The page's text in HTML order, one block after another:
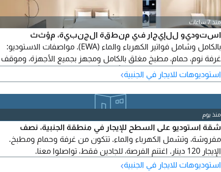
منذ 7 ساعات
استوديو للإيجار في منطقة الجنبية، مؤثث
بالكامل وشامل فواتير الكهرباء والماء (EWA). مواصفات الاستوديو:
غرفة نوم، حمام، مطبخ مغلق بالكامل ومجهز بجميع الأجهزة، وموقف
سيارة. الإيجار الشهري 280 ديناراً بحرينياً (شامل الكهرباء والماء). الرقم
المرجعي: AH-SR02089. للاستفسار، يرجى التواصل معنا على الأرقام
التالية. الدولة: البحرين
استوديوهات للايجار في الجنبية›
منذ يوم
شقة استوديو على السطح للإيجار في منطقة الجنبية، نصف
مفروشة، وتشمل الكهرباء والماء. تتكون من غرفة وحمام ومطبخ.
الإيجار 120 دينار. اغتنم الفرصة، للجادين فقط، تواصلوا معنا.
استوديوهات للايجار في الجنبية›